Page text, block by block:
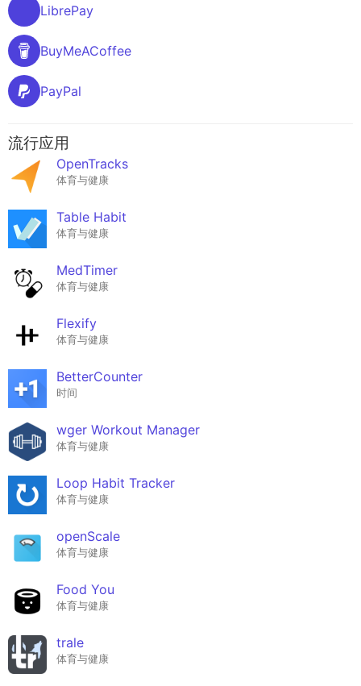
LibrePay
BuyMeACoffee
PayPal
流行应用
OpenTracks
体育与健康
Table Habit
体育与健康
MedTimer
体育与健康
Flexify
体育与健康
BetterCounter
时间
wger Workout Manager
体育与健康
Loop Habit Tracker
体育与健康
openScale
体育与健康
Food You
体育与健康
trale
体育与健康